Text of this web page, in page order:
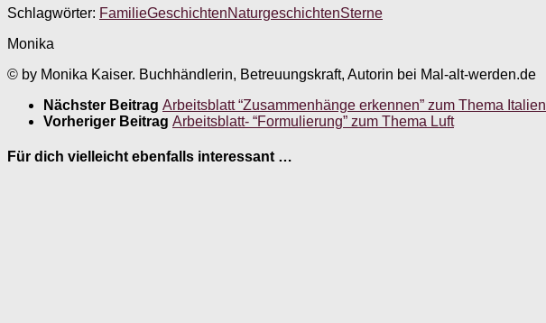
Schlagwörter: FamilieGeschichtenNaturgeschichtenSterne
Monika
© by Monika Kaiser. Buchhändlerin, Betreuungskraft, Autorin bei Mal-alt-werden.de
Nächster Beitrag Arbeitsblatt “Zusammenhänge erkennen” zum Thema Italien
Vorheriger Beitrag Arbeitsblatt- “Formulierung” zum Thema Luft
Für dich vielleicht ebenfalls interessant …